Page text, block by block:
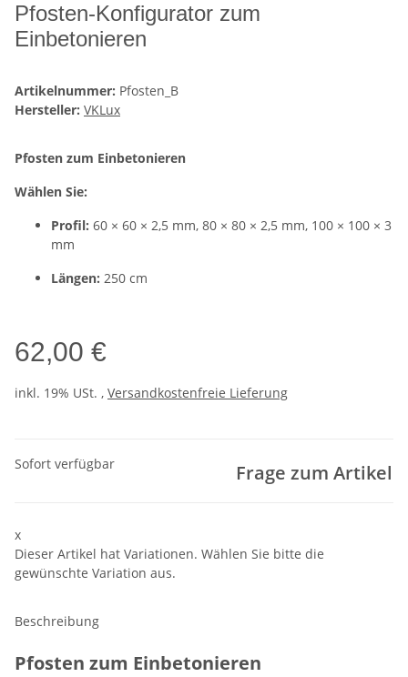
Pfosten-Konfigurator zum
Einbetonieren
Artikelnummer: Pfosten_B
Hersteller: VKLux
Pfosten zum Einbetonieren
Wählen Sie:
Profil: 60 × 60 × 2,5 mm, 80 × 80 × 2,5 mm, 100 × 100 × 3
mm
Längen: 250 cm
62,00 €
inkl. 19% USt. , Versandkostenfreie Lieferung
Sofort verfügbar Frage zum Artikel
x
Dieser Artikel hat Variationen. Wählen Sie bitte die
gewünschte Variation aus.
Beschreibung
Pfosten zum Einbetonieren